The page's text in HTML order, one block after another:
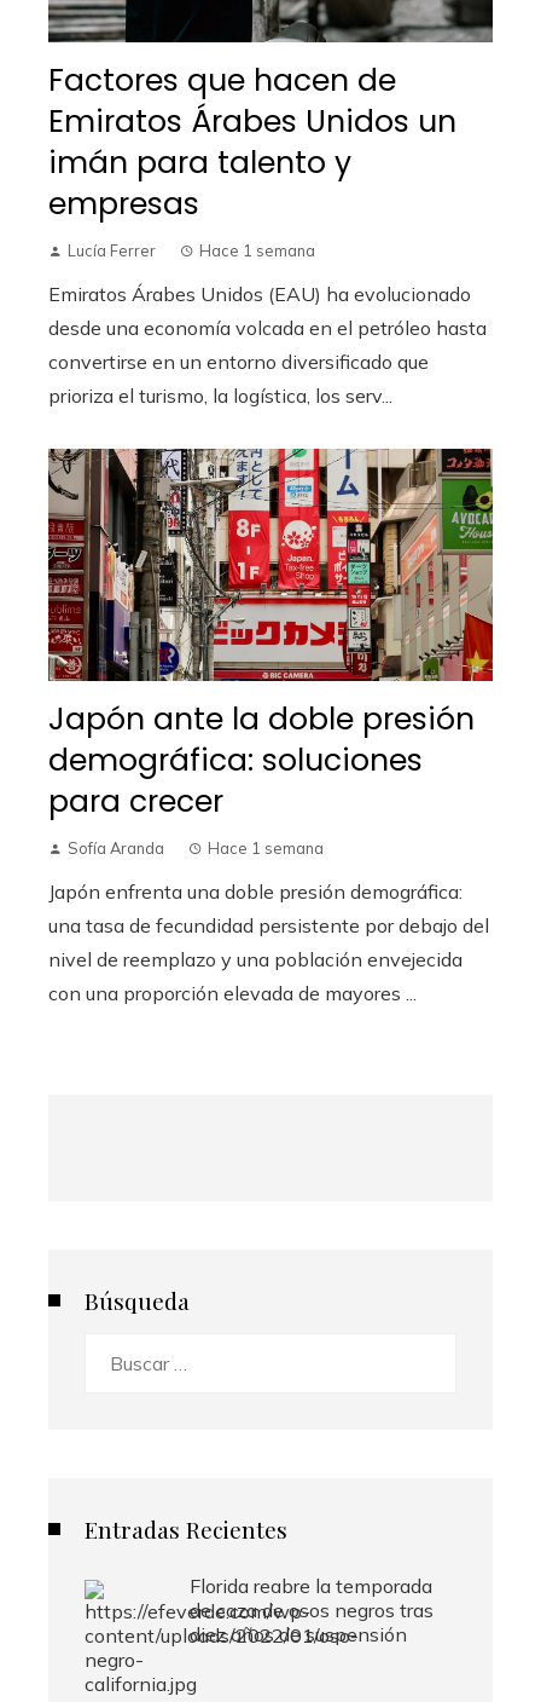
Factores que hacen de
Emiratos Árabes Unidos un
imán para talento y
empresas
Lucía Ferrer Hace 1 semana
Emiratos Árabes Unidos (EAU) ha evolucionado
desde una economía volcada en el petróleo hasta
convertirse en un entorno diversificado que
prioriza el turismo, la logística, los serv...
Japón ante la doble presión
demográfica: soluciones
para crecer
Sofía Aranda Hace 1 semana
Japón enfrenta una doble presión demográfica:
una tasa de fecundidad persistente por debajo del
nivel de reemplazo y una población envejecida
con una proporción elevada de mayores ...
Búsqueda
Entradas Recientes
Florida reabre la temporada
de caza de osos negros tras
diez años de suspensión